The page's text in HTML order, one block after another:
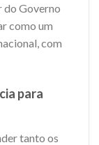
do Governo
como um
com
para
tanto os